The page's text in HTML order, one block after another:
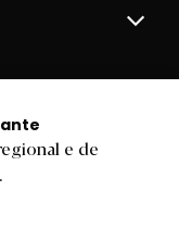
e de